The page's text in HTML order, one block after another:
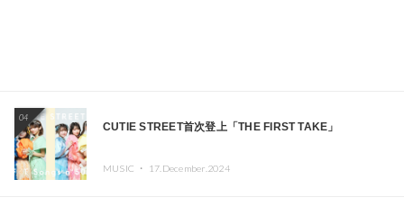
04
CUTIE STREET首次登上「THE FIRST TAKE」
MUSIC ・ 17.December.2024